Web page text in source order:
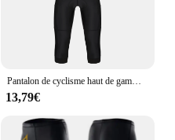
Pantalon de cyclisme haut de gamme avec coussretours en gel, pantalon à bretelles de vélo, noir uni, vert armée, bleu marine, printemps, été, 3/4, KnUNICEF, 3/4
13,79€